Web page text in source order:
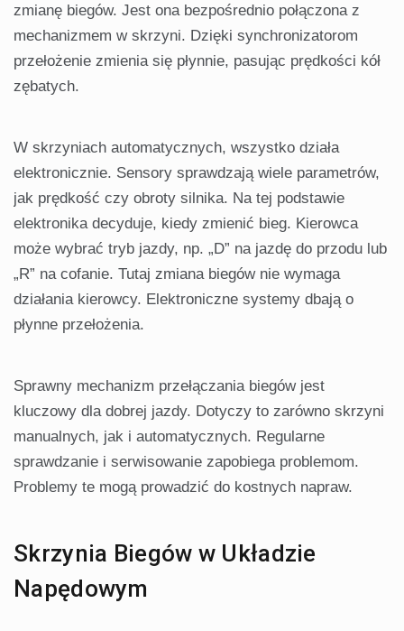
zmianę biegów. Jest ona bezpośrednio połączona z
mechanizmem w skrzyni. Dzięki synchronizatorom
przełożenie zmienia się płynnie, pasując prędkości kół
zębatych.
W skrzyniach automatycznych, wszystko działa
elektronicznie. Sensory sprawdzają wiele parametrów,
jak prędkość czy obroty silnika. Na tej podstawie
elektronika decyduje, kiedy zmienić bieg. Kierowca
może wybrać tryb jazdy, np. „D” na jazdę do przodu lub
„R” na cofanie. Tutaj zmiana biegów nie wymaga
działania kierowcy. Elektroniczne systemy dbają o
płynne przełożenia.
Sprawny mechanizm przełączania biegów jest
kluczowy dla dobrej jazdy. Dotyczy to zarówno skrzyni
manualnych, jak i automatycznych. Regularne
sprawdzanie i serwisowanie zapobiega problemom.
Problemy te mogą prowadzić do kostnych napraw.
Skrzynia Biegów w Układzie
Napędowym